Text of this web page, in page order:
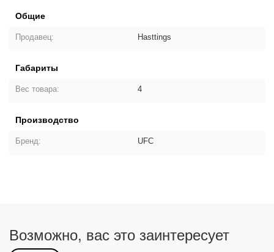
Общие
Продавец: Hasttings
Габариты
Вес товара: 4
Производство
Бренд: UFC
Возможно, вас это заинтересует